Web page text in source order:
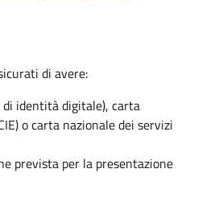
di avere:
di identità digitale), carta
o carta nazionale dei servizi
prevista per la presentazione